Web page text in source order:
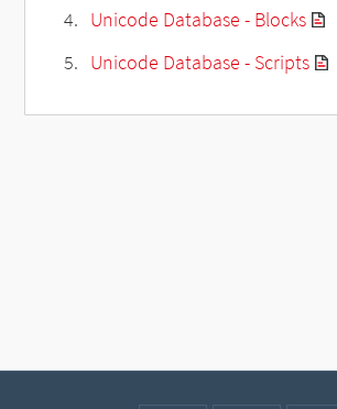
Unicode Database - Blocks
Unicode Database - Scripts